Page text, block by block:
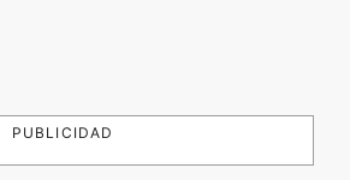
PUBLICIDAD